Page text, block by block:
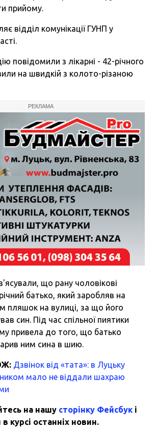
прийому.
відділ комунікації ГУНП у
повідомили з лікарні - 42-річного
на швидкій з колото-різаною
РЕКЛАМА
що рану чоловікові
батько, який заробляв на
пляшок на вулиці, за що його
син. Під час спільної пиятики
привела до того, що батько
ним сина в шию.
Дзвінок від «тата»: в Луцьку
мало не віддали шахраю
на нашу сторінку Фейсбук і
курсі останніх новин.